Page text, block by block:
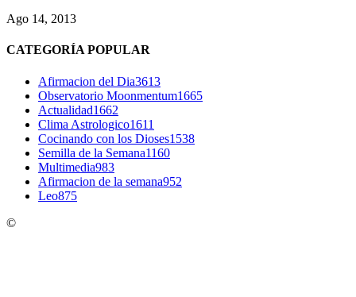
Ago 14, 2013
CATEGORÍA POPULAR
Afirmacion del Dia3613
Observatorio Moonmentum1665
Actualidad1662
Clima Astrologico1611
Cocinando con los Dioses1538
Semilla de la Semana1160
Multimedia983
Afirmacion de la semana952
Leo875
©